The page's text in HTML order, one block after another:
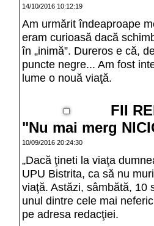
14/10/2016 10:12:19
Am urmărit îndeaproape
eram curioasă dacă
în „inimă”. Dureros e că,
puncte negre... Am fost
lume o nouă viaţă.
FII
"Nu mai merg
10/09/2016 20:24:30
„Dacă ţineti la viaţa
UPU Bistrita, ca să nu
viaţă. Astăzi, sâmbătă, 10
unul dintre cele mai
pe adresa redacţiei.